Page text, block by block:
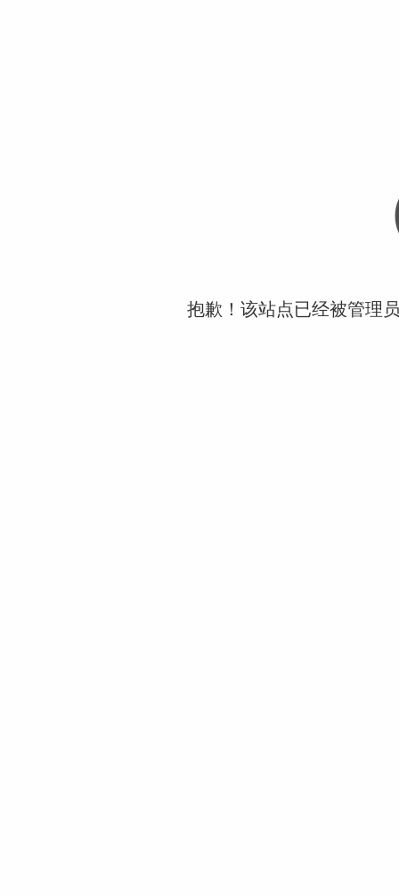
抱歉！该站点已经被管理